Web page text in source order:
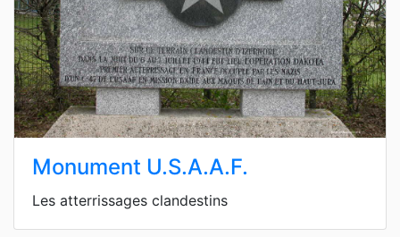
Monument U.S.A.A.F.
Les atterrissages clandestins